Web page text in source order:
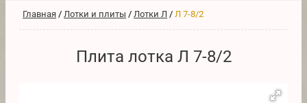
Главная / Лотки и плиты / Лотки Л / Л 7-8/2
Плита лотка Л 7-8/2